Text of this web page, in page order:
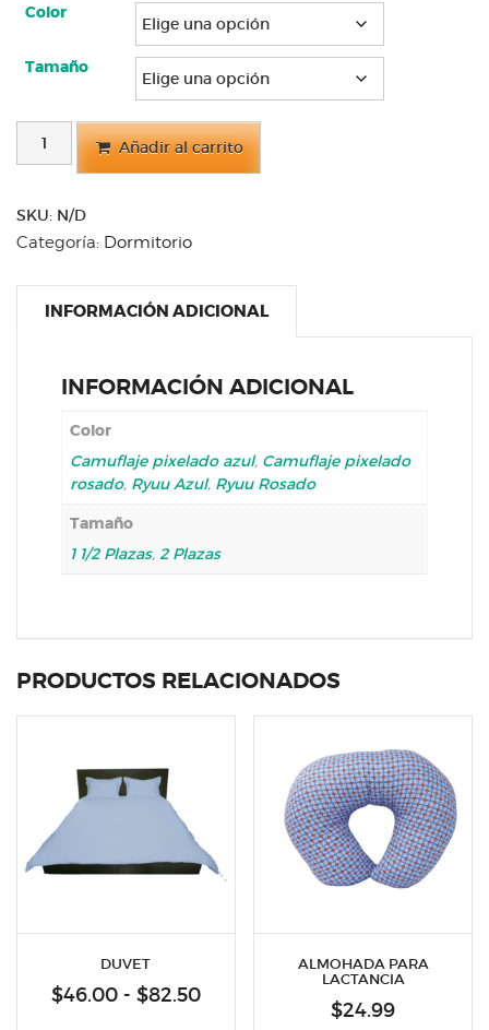
Color
Tamaño
COBERTOR
PARA
Añadir al carrito
SKU: N/D
Categoría: Dormitorio
INFORMACIÓN ADICIONAL
INFORMACIÓN ADICIONAL
Color
Camuflaje pixelado azul, Camuflaje pixelado
rosado, Ryuu Azul, Ryuu Rosado
Tamaño
1 1/2 Plazas, 2 Plazas
PRODUCTOS RELACIONADOS
DUVET
$46.00 - $82.50Rango
ALMOHADA PARA
LACTANCIA
$24.99